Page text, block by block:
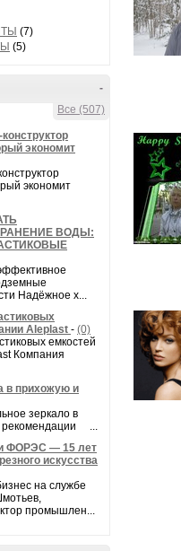
(7)
(5)
-
Все (507)
экономит
экономит
ВОДЫ:
Надёжное х...
Aleplast - (0)
емкостей
Компания
в прихожую и
зеркало в
рекомендации ...
ФОРЭС — 15 лет
искусства
на службе
промышлен...